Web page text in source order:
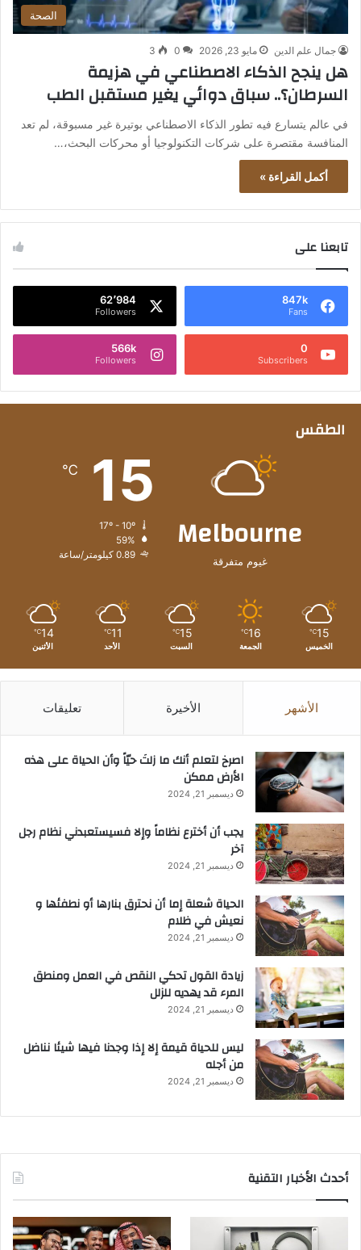
الصحة
جمال علم الدين مايو 23, 2026 0
3
هل ينجح الذكاء الاصطناعي في هزيمة
السرطان؟.. سباق دوائي يغير مستقبل الطب
في عالم يتسارع فيه تطور الذكاء الاصطناعي بوتيرة غير مسبوقة، لم تعد
المنافسة مقتصرة على شركات التكنولوجيا أو محركات البحث،…
أكمل القراءة »
تابعنا على
847k
Fans
62٬984
Followers
0
Subscribers
566k
Followers
الطقس
Melbourne
غيوم متفرقة
15
℃
59%
0.89 كيلومتر/ساعة
15
℃
الخميس
16
℃
الجمعة
15
℃
السبت
11
℃
الأحد
14
℃
الأثنين
الأشهر الأخيرة تعليقات
‫اصرخ لتعلم أنك ما زلتَ حيّاً وأن الحياة على هذه
الأرض ممكن
ديسمبر 21, 2024
يجب أن أخترع نظاماً وإلا فسيستعبدني نظام رجل
آخر
ديسمبر 21, 2024
الحياة شعلة إما أن نحترق بنارها أو نطفئها و
نعيش في ظلام
ديسمبر 21, 2024
زيادة القول تحكي النقص في العمل ومنطق
المرء قد يهديه للزلل
ديسمبر 21, 2024
ليس للحياة قيمة إلا إذا وجدنا فيها شيئا نناضل
من أجله
ديسمبر 21, 2024
أحدث الأخبار التقنية